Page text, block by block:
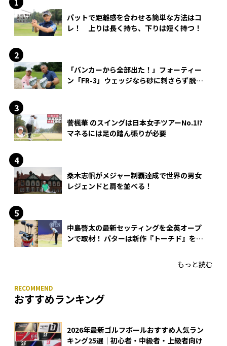
パットで距離感を合わせる簡単な方法はコ
レ！ 上りは長く持ち、下りは短く持つ！
「バンカーから全部出た！」フォーティー
ン「FR-3」ウェッジなら砂に刺さらず脱出
菅楓華 のスイングは日本女子ツアーNo.1!?
マネるには足の踏ん張りが必要
桑木志帆がメジャー制覇達成で世界の男女
レジェンドと肩を並べる！
中島啓太の最新セッティングを全英オープ
ンで取材！ パターは新作『トーチド』を投
もっと読む
おすすめランキング
2026年最新ゴルフボールおすすめ人気ラン
キング25選｜初心者・中級者・上級者向け